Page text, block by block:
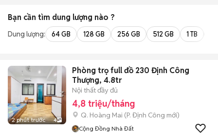
Bạn cần tìm dung lượng nào ?
Dung lượng: 64 GB 128 GB 256 GB 512 GB 1 TB
2 phút trước 4
Phòng trọ full đồ 230 Định Công
Thượng, 4.8tr
Nội thất đầy đủ
4,8 triệu/tháng
Q. Hoàng Mai (P. Định Công mới)
Cộng Đồng Nhà Đất